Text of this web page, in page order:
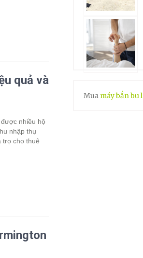
quả và
nhiều hộ
nhập thụ
trọ cho thuê
Mua máy bắn bu